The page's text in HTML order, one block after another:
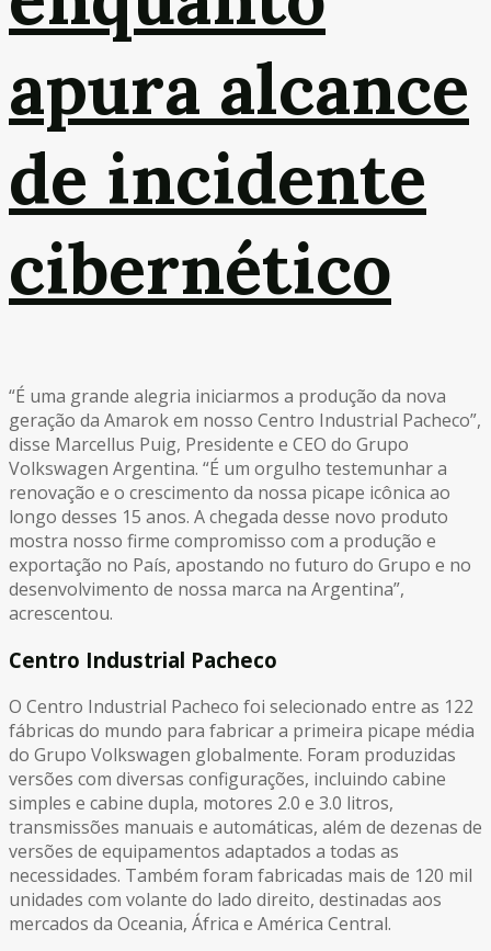
apura alcance
de incidente
cibernético
“É uma grande alegria iniciarmos a produção da nova
geração da Amarok em nosso Centro Industrial Pacheco”,
disse Marcellus Puig, Presidente e CEO do Grupo
Volkswagen Argentina. “É um orgulho testemunhar a
renovação e o crescimento da nossa picape icônica ao
longo desses 15 anos. A chegada desse novo produto
mostra nosso firme compromisso com a produção e
exportação no País, apostando no futuro do Grupo e no
desenvolvimento de nossa marca na Argentina”,
acrescentou.
Centro Industrial Pacheco
O Centro Industrial Pacheco foi selecionado entre as 122
fábricas do mundo para fabricar a primeira picape média
do Grupo Volkswagen globalmente. Foram produzidas
versões com diversas configurações, incluindo cabine
simples e cabine dupla, motores 2.0 e 3.0 litros,
transmissões manuais e automáticas, além de dezenas de
versões de equipamentos adaptados a todas as
necessidades. Também foram fabricadas mais de 120 mil
unidades com volante do lado direito, destinadas aos
mercados da Oceania, África e América Central.